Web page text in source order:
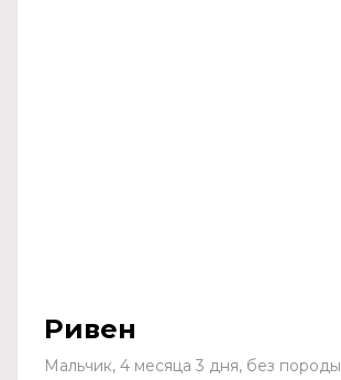
Ривен
Мальчик, 4 месяца 3 дня, без породы